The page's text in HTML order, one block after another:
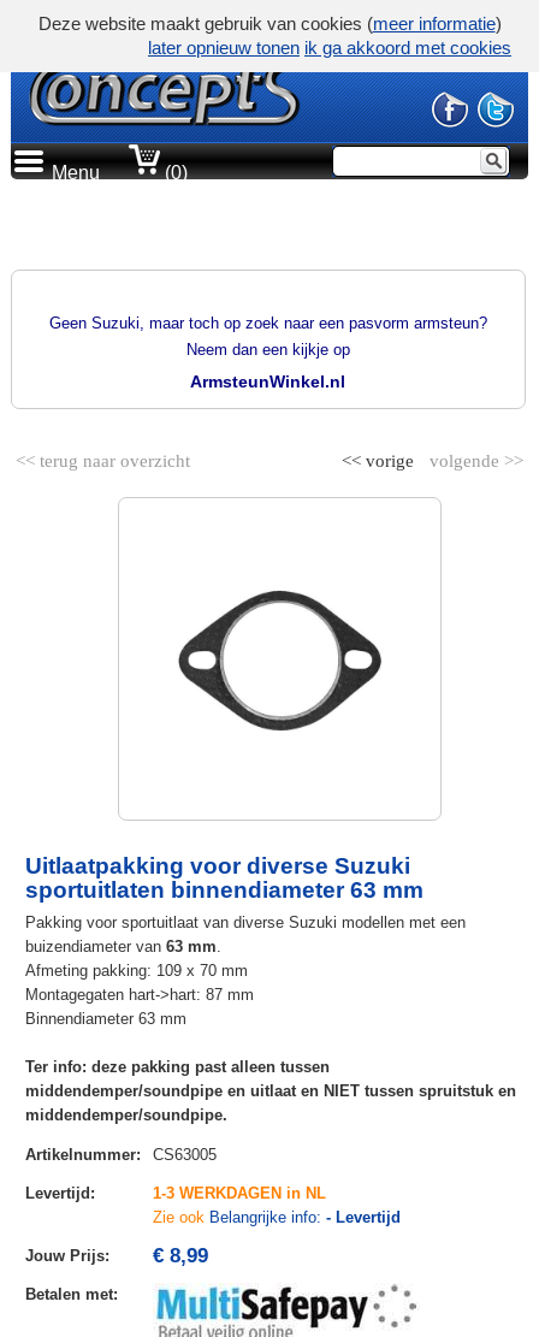
Menu (0)
Geen Suzuki, maar toch op zoek naar een pasvorm armsteun?
Neem dan een kijkje op
ArmsteunWinkel.nl
<< terug naar overzicht volgende >>
<< vorige
Uitlaatpakking voor diverse Suzuki
sportuitlaten binnendiameter 63 mm
Pakking voor sportuitlaat van diverse Suzuki modellen met een
buizendiameter van 63 mm.
Afmeting pakking: 109 x 70 mm
Montagegaten hart->hart: 87 mm
Binnendiameter 63 mm
Ter info: deze pakking past alleen tussen
middendemper/soundpipe en uitlaat en NIET tussen spruitstuk en
middendemper/soundpipe.
Artikelnummer: CS63005
Levertijd :
1-3 WERKDAGEN in NL
Zie ook Belangrijke info: - Levertijd
Jouw Prijs: € 8,99
Betalen met:
Deze website maakt gebruik van cookies (meer informatie)
later opnieuw tonen ik ga akkoord met cookies